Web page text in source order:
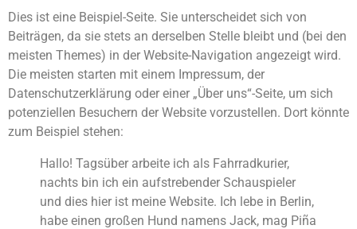
Dies ist eine Beispiel-Seite. Sie unterscheidet sich von
Beiträgen, da sie stets an derselben Stelle bleibt und (bei den
meisten Themes) in der Website-Navigation angezeigt wird.
Die meisten starten mit einem Impressum, der
Datenschutzerklärung oder einer „Über uns“-Seite, um sich
potenziellen Besuchern der Website vorzustellen. Dort könnte
zum Beispiel stehen:
Hallo! Tagsüber arbeite ich als Fahrradkurier,
nachts bin ich ein aufstrebender Schauspieler
und dies hier ist meine Website. Ich lebe in Berlin,
habe einen großen Hund namens Jack, mag Piña